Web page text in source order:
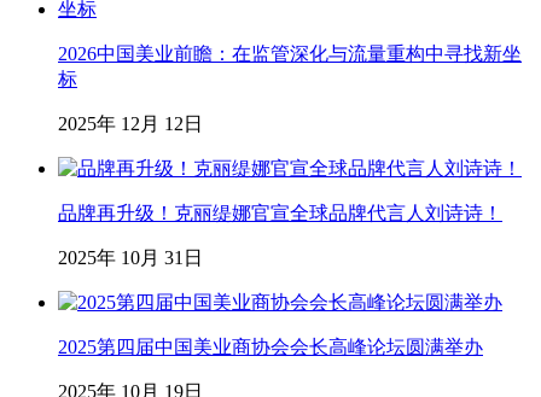
2026中国美业前瞻：在监管深化与流量重构中寻找新坐
标
2025年 12月 12日
品牌再升级！克丽缇娜官宣全球品牌代言人刘诗诗！
2025年 10月 31日
2025第四届中国美业商协会会长高峰论坛圆满举办
2025年 10月 19日